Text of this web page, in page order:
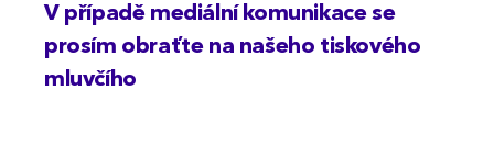
V případě mediální komunikace se
prosím obraťte na našeho tiskového
mluvčího